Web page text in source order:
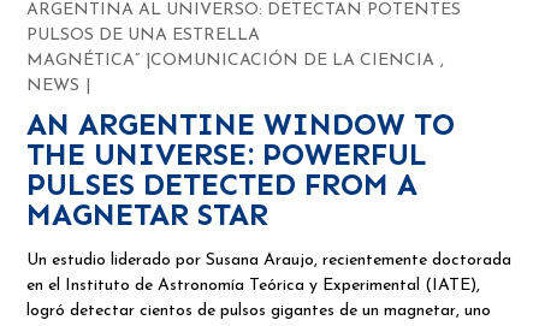
ARGENTINA AL UNIVERSO: DETECTAN POTENTES
PULSOS DE UNA ESTRELLA
MAGNÉTICA”
COMUNICACIÓN DE LA CIENCIA ,
NEWS
AN ARGENTINE WINDOW TO
THE UNIVERSE: POWERFUL
PULSES DETECTED FROM A
MAGNETAR STAR
Un estudio liderado por Susana Araujo, recientemente doctorada
en el Instituto de Astronomía Teórica y Experimental (IATE),
logró detectar cientos de pulsos gigantes de un magnetar, uno